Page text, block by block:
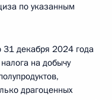
по указанным
декабря 2024 года
на добычу
драгоценных